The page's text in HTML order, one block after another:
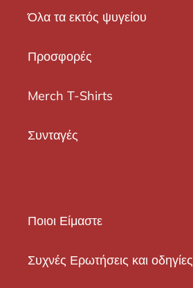
Όλα τα εκτός ψυγείου
Προσφορές
Merch T-Shirts
Συνταγές
Ποιοι Είμαστε
Συχνές Ερωτήσεις και οδηγίες